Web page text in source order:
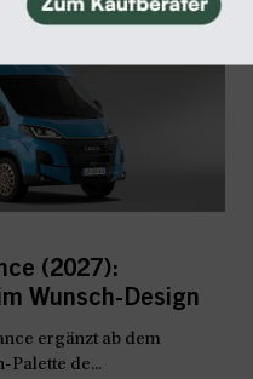
(2027):
Wunsch-Design
ergänzt ab dem
Palette de...